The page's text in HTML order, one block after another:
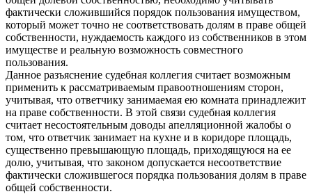
фактически сложившийся порядок пользования имуществом,
который может точно не соответствовать долям в праве общей
собственности, нуждаемость каждого из собственников в этом
имуществе и реальную возможность совместного
пользования.
Данное разъяснение судебная коллегия считает возможным
применить к рассматриваемым правоотношениям сторон,
учитывая, что ответчику занимаемая ею комната принадлежит
на праве собственности. В этой связи судебная коллегия
считает несостоятельным доводы апелляционной жалобы о
том, что ответчик занимает на кухне и в коридоре площадь,
существенно превышающую площадь, приходящуюся на ее
долю, учитывая, что законом допускается несоответствие
фактически сложившегося порядка пользования долям в праве
общей собственности.